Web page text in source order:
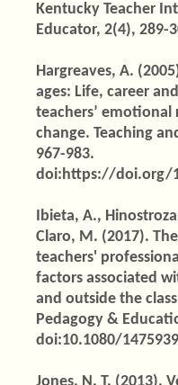
Kentucky Teacher
Educator, 2(4), 289-
Hargreaves, A.
ages: Life, career
teachers’
change. Teaching
967-983.
doi:https://doi.org/
Ibieta, A.,
Claro, M. (2017).
teachers'
factors associated
and outside the
Pedagogy &
doi:10.1080/